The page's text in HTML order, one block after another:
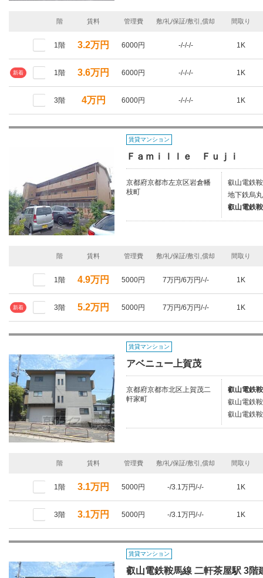
階 賃料 管理費 敷/礼/保証/敷引,償却 間取り
1階 3.2万円 6000円 -/-/-/- 1K
新着 1階 3.6万円 6000円 -/-/-/- 1K
3階 4万円 6000円 -/-/-/- 1K
賃貸マンション
Ｆａｍｉｌｌｅ Ｆｕｊｉ
京都府京都市左京区岩倉幡
枝町
叡山電鉄
地下鉄烏
叡山電鉄
階 賃料 管理費 敷/礼/保証/敷引,償却 間取り
1階 4.9万円 5000円 7万円/6万円/-/- 1K
新着 3階 5.2万円 5000円 7万円/6万円/-/- 1K
賃貸マンション
アベニュー上賀茂
京都府京都市北区上賀茂二
軒家町
叡山電鉄
叡山電鉄
叡山電鉄
階 賃料 管理費 敷/礼/保証/敷引,償却 間取り
1階 3.1万円 5000円 -/3.1万円/-/- 1K
3階 3.1万円 5000円 -/3.1万円/-/- 1K
賃貸マンション
叡山電鉄鞍馬線 二軒茶屋駅 3階